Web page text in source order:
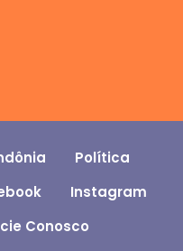
Política
Instagram
Conosco